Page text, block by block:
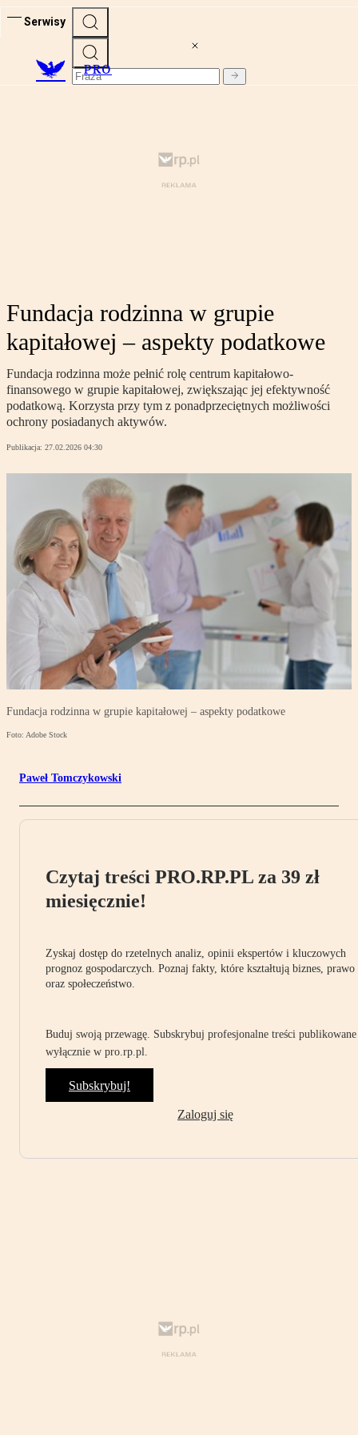
Serwisy
PRO
Fundacja rodzinna w grupie
kapitałowej – aspekty podatkowe
Fundacja rodzinna może pełnić rolę centrum kapitałowo-
finansowego w grupie kapitałowej, zwiększając jej efektywność
podatkową. Korzysta przy tym z ponadprzeciętnych możliwości
ochrony posiadanych aktywów.
Publikacja: 27.02.2026 04:30
Fundacja rodzinna w grupie kapitałowej – aspekty podatkowe
Foto: Adobe Stock
Paweł Tomczykowski
Czytaj treści PRO.RP.PL za 39 zł
miesięcznie!
Zyskaj dostęp do rzetelnych analiz, opinii ekspertów i kluczowych
prognoz gospodarczych. Poznaj fakty, które kształtują biznes, prawo
oraz społeczeństwo.
Buduj swoją przewagę. Subskrybuj profesjonalne treści publikowane
wyłącznie w pro.rp.pl.
Subskrybuj!
Zaloguj się